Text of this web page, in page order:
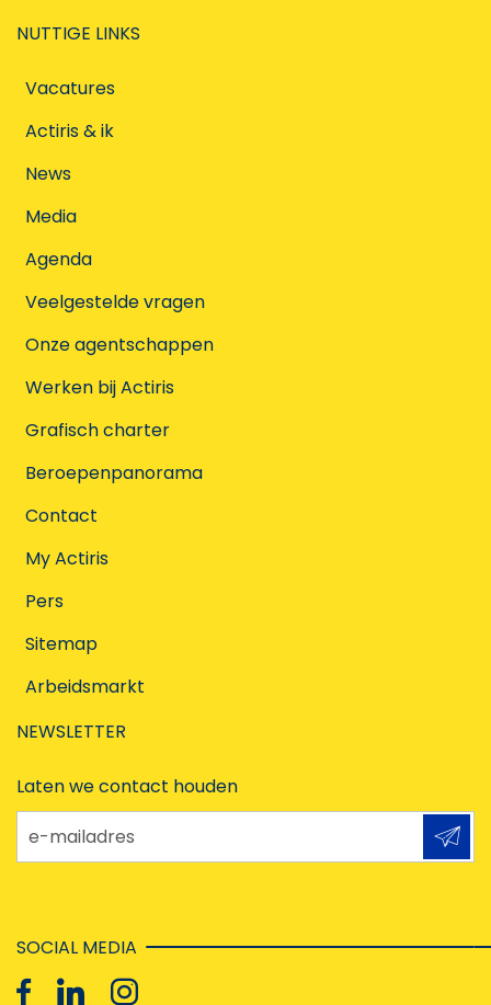
NUTTIGE LINKS
Vacatures
Actiris & ik
News
Media
Agenda
Veelgestelde vragen
Onze agentschappen
Werken bij Actiris
Grafisch charter
Beroepenpanorama
Contact
My Actiris
Pers
Sitemap
Arbeidsmarkt
NEWSLETTER
Laten we contact houden
e-mailadres
SOCIAL MEDIA